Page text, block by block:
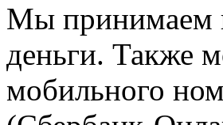
Мы принимаем
деньги. Также
мобильного